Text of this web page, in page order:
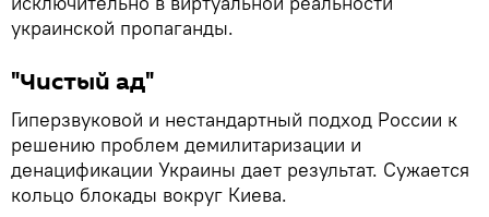
украинской пропаганды.
"Чистый ад"
Гиперзвуковой и нестандартный подход России к
решению проблем демилитаризации и
денацификации Украины дает результат. Сужается
кольцо блокады вокруг Киева.